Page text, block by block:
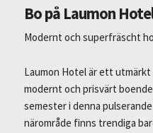
Bo på Laumon
Modernt och superfräscht
Laumon Hotel är ett
modernt och prisvärt
semester i denna
närområde finns trendiga